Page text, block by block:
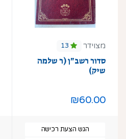
מצוידר 13
סדור רשב"ן (ר שלמה
שיק)
₪60.00
הגש הצעת רכישה